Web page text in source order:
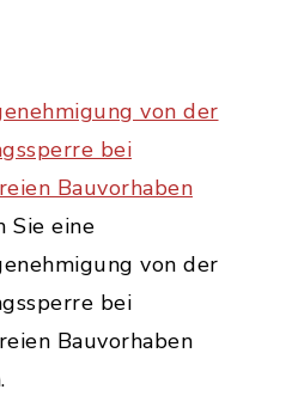
von der
bei
Bauvorhaben
Sie eine
von der
bei
Bauvorhaben